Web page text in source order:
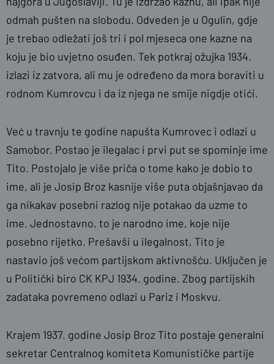
odmah pušten na slobodu. Odveden je u Ogulin, gdje
je trebao odležati još tri i pol mjeseca one kazne na
koju je bio uvjetno osuđen. Tek potkraj ožujka 1934.
izlazi iz zatvora, ali mu je određeno da mora boraviti u
rodnom Kumrovcu i da iz njega ne smije nigdje otići.
Već u travnju te godine napušta Kumrovec i odlazi u
Samobor. Postao je ilegalac i prvi put se spominje ime
Tito. Postojalo je više priča o tome kako je dobio to
ime, ali je Josip Broz kasnije više puta objašnjavao da
ga nikakav posebni razlog nije potakao da uzme to
ime. Jednostavno, to je narodno ime, koje nije
posebno rijetko. Prešavši u ilegalnost, Tito je
nastavio još većom partijskom aktivnošću. Uključen je
u Politički biro CK KPJ 1934. godine. Zbog partijskih
zadataka povremeno odlazi u Pariz i Moskvu.
Krajem 1937. godine Josip Broz Tito postaje generalni
sekretar Centralnog komiteta Komunističke partije